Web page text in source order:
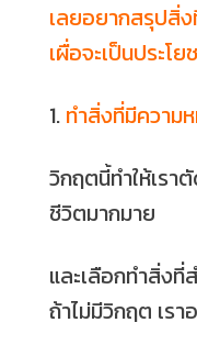
เลยอยากสรุปสิ่
เผื่อจะเป็นประโ
1. ทำสิ่งที่มีควา
วิกฤตนี้ทำให้เรา
ชีวิตมากมาย
และเลือกทำสิ่ง
ถ้าไม่มีวิกฤต เร